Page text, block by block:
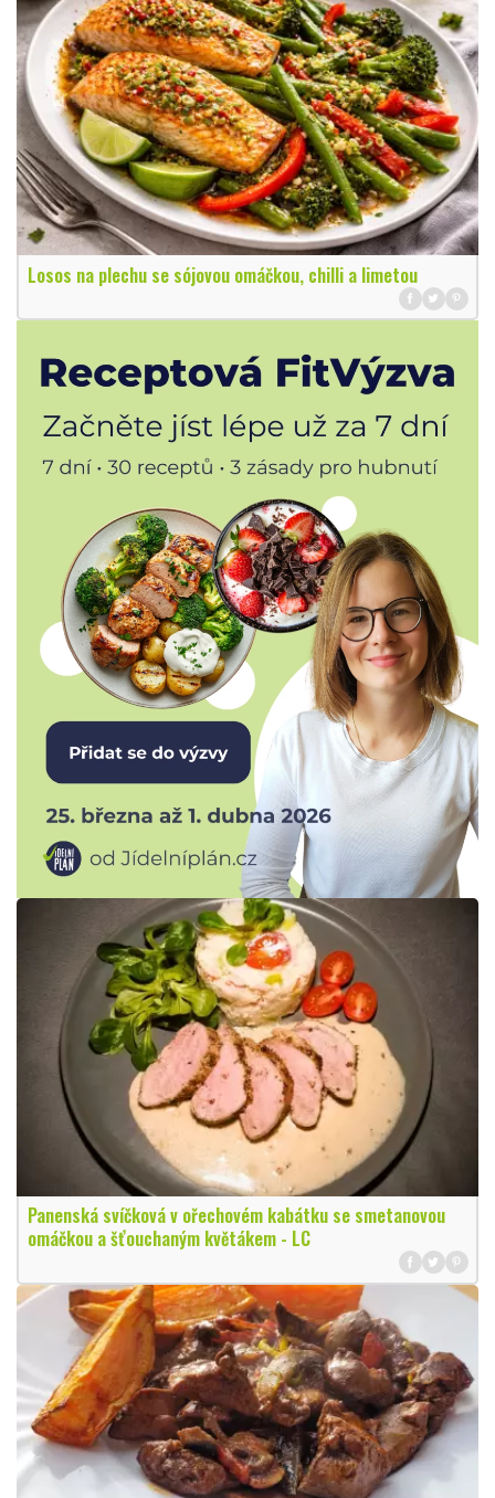
Losos na plechu se sójovou omáčkou, chilli a limetou
Panenská svíčková v ořechovém kabátku se smetanovou
omáčkou a šťouchaným květákem - LC